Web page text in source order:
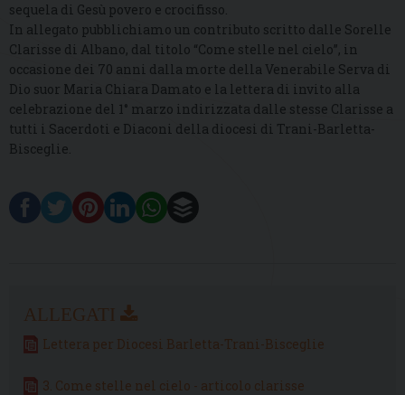
sequela di Gesù povero e crocifisso.
In allegato pubblichiamo un contributo scritto dalle Sorelle
Clarisse di Albano, dal titolo “Come stelle nel cielo”, in
occasione dei 70 anni dalla morte della Venerabile Serva di
Dio suor Maria Chiara Damato e la lettera di invito alla
celebrazione del 1° marzo indirizzata dalle stesse Clarisse a
tutti i Sacerdoti e Diaconi della diocesi di Trani-Barletta-
Bisceglie.
Lettera per Diocesi Barletta-Trani-Bisceglie
3. Come stelle nel cielo - articolo clarisse